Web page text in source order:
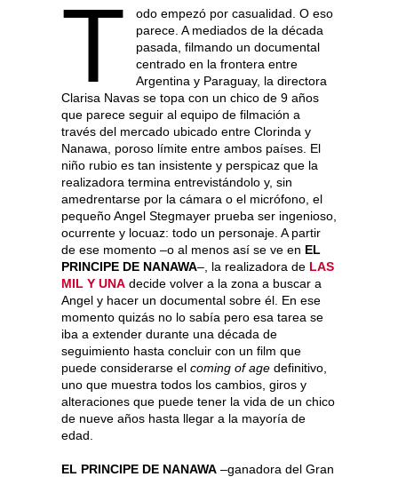
T
odo empezó por casualidad. O eso
parece. A mediados de la década
pasada, filmando un documental
centrado en la frontera entre
Argentina y Paraguay, la directora
Clarisa Navas se topa con un chico de 9 años
que parece seguir al equipo de filmación a
través del mercado ubicado entre Clorinda y
Nanawa, poroso límite entre ambos países. El
niño rubio es tan insistente y perspicaz que la
realizadora termina entrevistándolo y, sin
amedrentarse por la cámara o el micrófono, el
pequeño Angel Stegmayer prueba ser ingenioso,
ocurrente y locuaz: todo un personaje. A partir
de ese momento –o al menos así se ve en EL
PRINCIPE DE NANAWA–, la realizadora de LAS
MIL Y UNA decide volver a la zona a buscar a
Angel y hacer un documental sobre él. En ese
momento quizás no lo sabía pero esa tarea se
iba a extender durante una década de
seguimiento hasta concluir con un film que
puede considerarse el coming of age definitivo,
uno que muestra todos los cambios, giros y
alteraciones que puede tener la vida de un chico
de nueve años hasta llegar a la mayoría de
edad.
EL PRINCIPE DE NANAWA –ganadora del Gran